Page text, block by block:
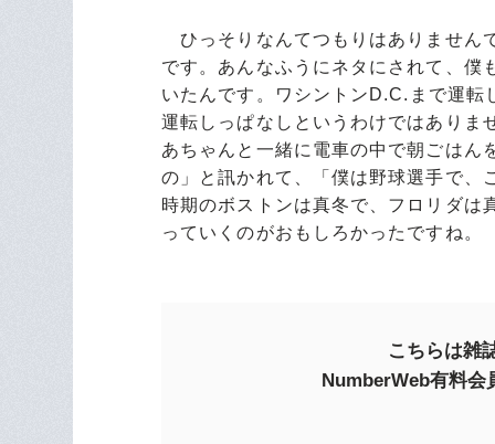
ひっそりなんてつもりはありません
です。あんなふうにネタにされて、僕
いたんです。ワシントンD.C.まで運転
運転しっぱなしというわけではありま
あちゃんと一緒に電車の中で朝ごはん
の」と訊かれて、「僕は野球選手で、
時期のボストンは真冬で、フロリダは
っていくのがおもしろかったですね。
こちらは雑
NumberWeb有料会